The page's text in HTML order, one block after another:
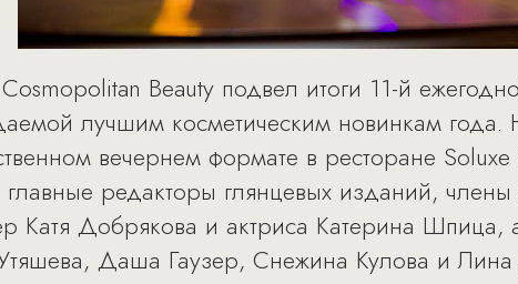
Beauty подвел итоги 11-й
лучшим косметическим новинкам
вечернем формате в ресторане
редакторы глянцевых изданий,
Катя Добрякова и актриса Катерина Шпица,
Даша Гаузер, Снежина Кулова и